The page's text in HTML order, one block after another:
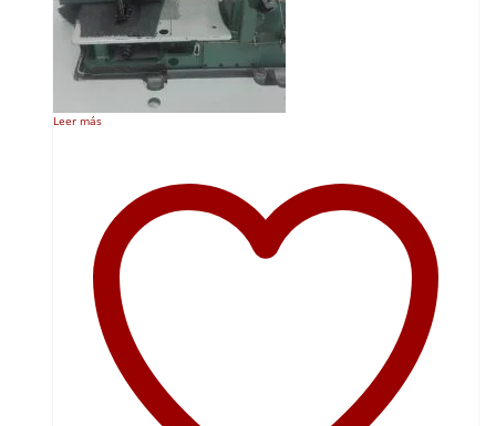
Leer más